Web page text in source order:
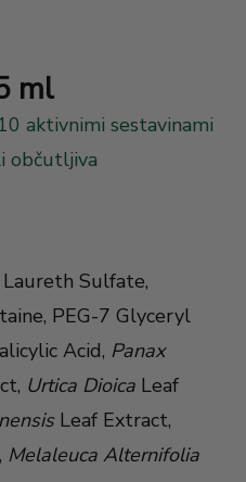
ml
aktivnimi sestavinami
občutljiva
Sulfate,
PEG-7 Glyceryl
Acid, Panax
Urtica Dioica Leaf
Leaf Extract,
Melaleuca Alternifolia